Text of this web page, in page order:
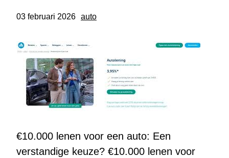
03 februari 2026 auto
€10.000 lenen voor een auto: Een
verstandige keuze? €10.000 lenen voor